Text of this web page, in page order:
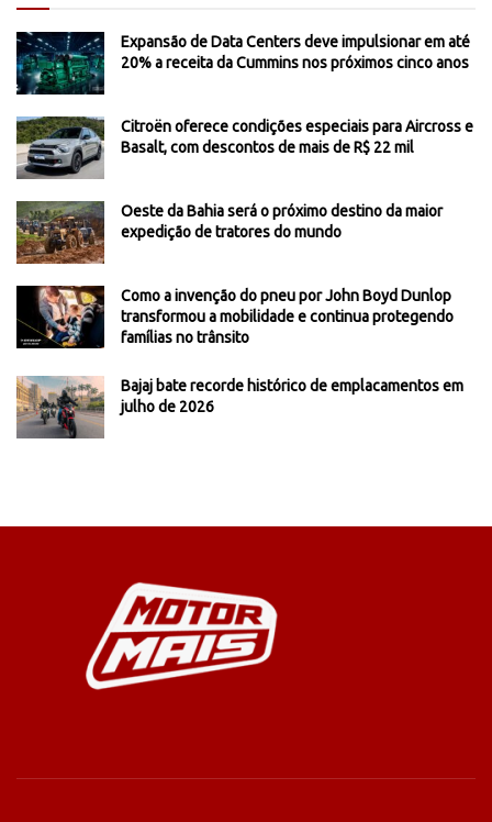
Expansão de Data Centers deve impulsionar em até
20% a receita da Cummins nos próximos cinco anos
Citroën oferece condições especiais para Aircross e
Basalt, com descontos de mais de R$ 22 mil
Oeste da Bahia será o próximo destino da maior
expedição de tratores do mundo
Como a invenção do pneu por John Boyd Dunlop
transformou a mobilidade e continua protegendo
famílias no trânsito
Bajaj bate recorde histórico de emplacamentos em
julho de 2026